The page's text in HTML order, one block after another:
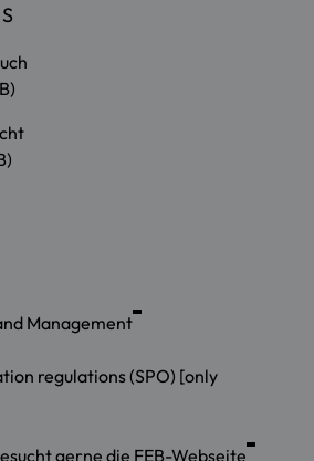
Management
regulations (SPO) [only
gerne die FEB-Webseite